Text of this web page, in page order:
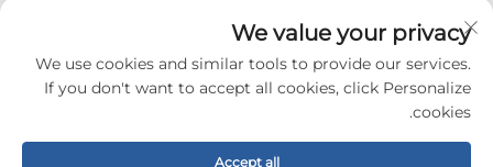
اتصل بنا
Copyright © 2026 Guangzhou Yorklon Wallcoverings
Limited. All right reserved -
We value your privacy
We use cookies and similar tools to provide our services.
If you don't want to accept all cookies, click Personalize
cookies.
Accept all